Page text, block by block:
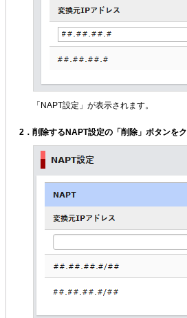
「NAPT設定」が表示されます。
2．削除するNAPT設定の「削除」ボタンをク